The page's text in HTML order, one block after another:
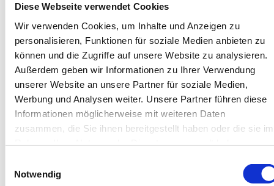
Diese Webseite verwendet Cookies
Wir verwenden Cookies, um Inhalte und Anzeigen zu
personalisieren, Funktionen für soziale Medien anbieten zu
können und die Zugriffe auf unsere Website zu analysieren.
Außerdem geben wir Informationen zu Ihrer Verwendung
unserer Website an unsere Partner für soziale Medien,
Werbung und Analysen weiter. Unsere Partner führen diese
Informationen möglicherweise mit weiteren Daten
zusammen, die Sie ihnen bereitgestellt haben oder die sie im
Notwendig
Gäste-App mit digitalen Bonusprogrammen
Weerts Gatt 6, 26757 Borkum
Objekt-Nr.: 4690006
Diese Unterkunft teilen: